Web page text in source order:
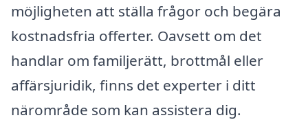
möjligheten att ställa frågor och begära
kostnadsfria offerter. Oavsett om det
handlar om familjerätt, brottmål eller
affärsjuridik, finns det experter i ditt
närområde som kan assistera dig.